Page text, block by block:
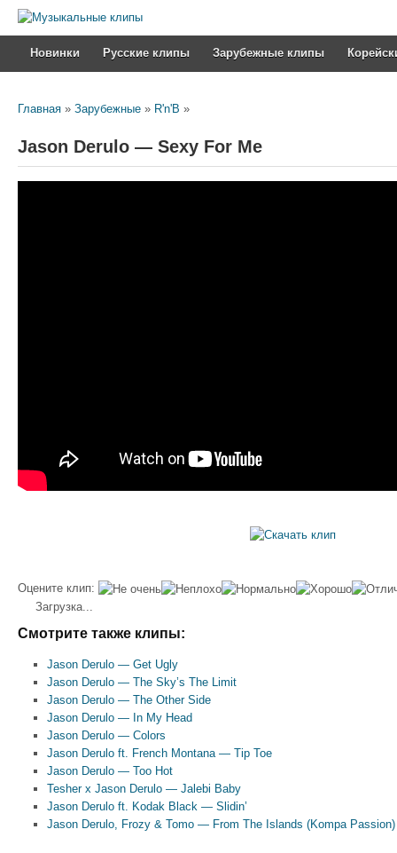
Новинки Русские клипы Зарубежные клипы
Главная » Зарубежные » R'n'B »
Jason Derulo — Sexy For Me
Оцените клип:
Загрузка...
Смотрите также клипы:
Jason Derulo — Get Ugly
Jason Derulo — The Sky’s The Limit
Jason Derulo — The Other Side
Jason Derulo — In My Head
Jason Derulo — Colors
Jason Derulo ft. French Montana — Tip Toe
Jason Derulo — Too Hot
Tesher x Jason Derulo — Jalebi Baby
Jason Derulo ft. Kodak Black — Slidin’
Jason Derulo, Frozy & Tomo — From The Islands (Kompa Passion)